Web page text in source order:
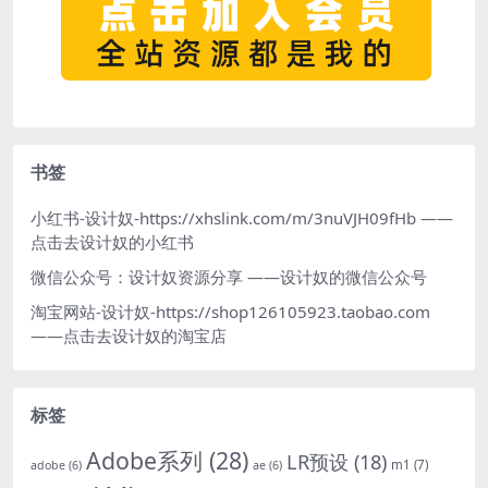
书签
小红书-设计奴-https://xhslink.com/m/3nuVJH09fHb ——
点击去设计奴的小红书
微信公众号：设计奴资源分享 ——设计奴的微信公众号
淘宝网站-设计奴-https://shop126105923.taobao.com
——点击去设计奴的淘宝店
标签
adobe (6) Adobe系列 (28) ae (6) LR预设 (18) m1 (7)